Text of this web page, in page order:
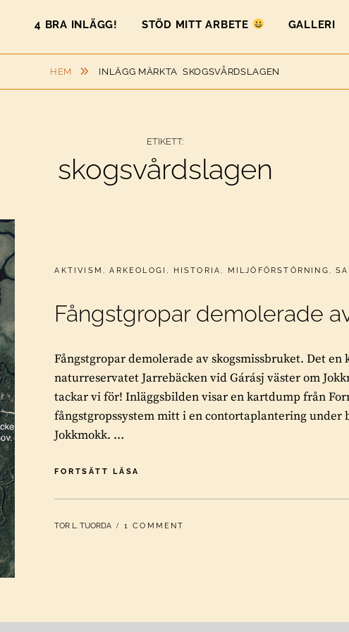
4 BRA INLÄGG! STÖD MITT ARBETE GALLERI
HEM INLÄGG MÄRKTASKOGSVÅRDSLAGEN
ETIKETT:
skogsvårdslagen
CATEGORIES:
AKTIVISM ,ARKEOLOGI , HISTORIA , MILJÖFÖRSTÖRNING ,
Fångstgropar demolerade
Fångstgropar demolerade av skogsmissbruket. Det
naturreservatet Jarrebäcken vid Gárásj väster om
tackar vi för! Inläggsbilden visar en kartdump från
fångstgropssystem mitt i en contortaplantering under
Jokkmokk. …
FORTSÄTT LÄSA
AV
BY
TOR L. TUORDA 1 COMMENT